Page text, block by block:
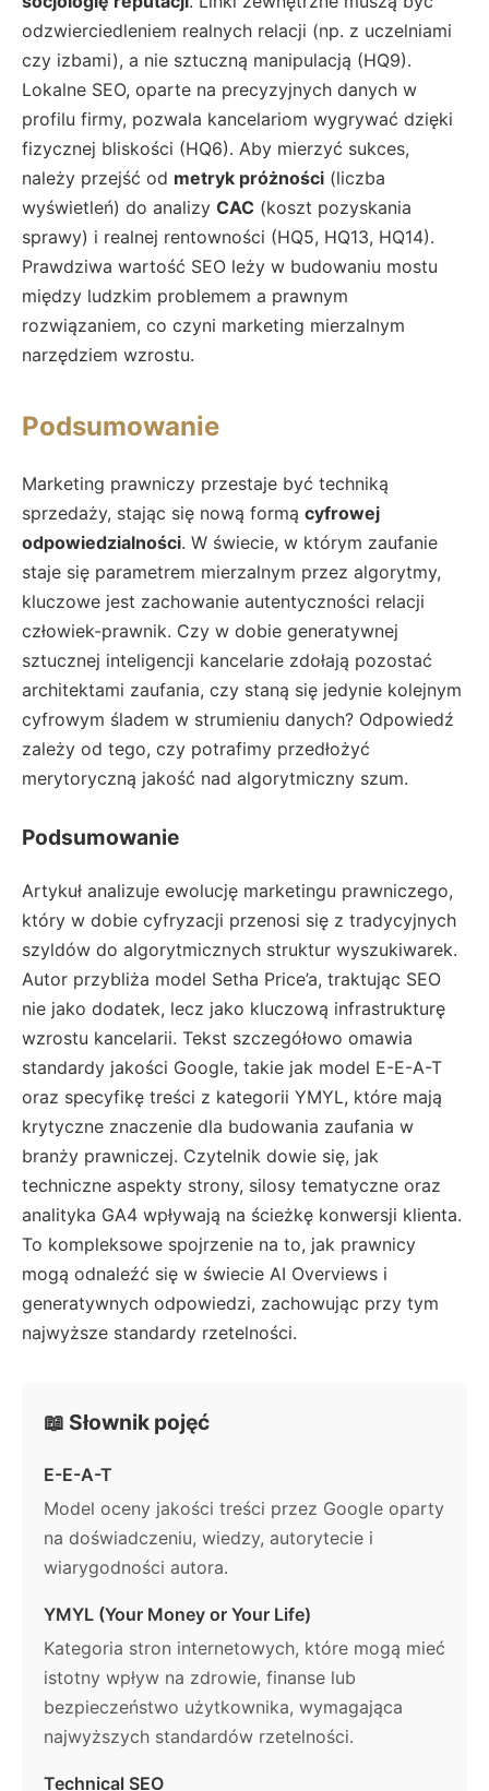
odzwierciedleniem realnych relacji (np. z uczelniami
czy izbami), a nie sztuczną manipulacją (HQ9).
Lokalne SEO, oparte na precyzyjnych danych w
profilu firmy, pozwala kancelariom wygrywać dzięki
fizycznej bliskości (HQ6). Aby mierzyć sukces,
należy przejść od metryk próżności (liczba
wyświetleń) do analizy CAC (koszt pozyskania
sprawy) i realnej rentowności (HQ5, HQ13, HQ14).
Prawdziwa wartość SEO leży w budowaniu mostu
między ludzkim problemem a prawnym
rozwiązaniem, co czyni marketing mierzalnym
narzędziem wzrostu.
Podsumowanie
Marketing prawniczy przestaje być techniką
sprzedaży, stając się nową formą cyfrowej
odpowiedzialności. W świecie, w którym zaufanie
staje się parametrem mierzalnym przez algorytmy,
kluczowe jest zachowanie autentyczności relacji
człowiek-prawnik. Czy w dobie generatywnej
sztucznej inteligencji kancelarie zdołają pozostać
architektami zaufania, czy staną się jedynie kolejnym
cyfrowym śladem w strumieniu danych? Odpowiedź
zależy od tego, czy potrafimy przedłożyć
merytoryczną jakość nad algorytmiczny szum.
Podsumowanie
Artykuł analizuje ewolucję marketingu prawniczego,
który w dobie cyfryzacji przenosi się z tradycyjnych
szyldów do algorytmicznych struktur wyszukiwarek.
Autor przybliża model Setha Price’a, traktując SEO
nie jako dodatek, lecz jako kluczową infrastrukturę
wzrostu kancelarii. Tekst szczegółowo omawia
standardy jakości Google, takie jak model E-E-A-T
oraz specyfikę treści z kategorii YMYL, które mają
krytyczne znaczenie dla budowania zaufania w
branży prawniczej. Czytelnik dowie się, jak
techniczne aspekty strony, silosy tematyczne oraz
analityka GA4 wpływają na ścieżkę konwersji klienta.
To kompleksowe spojrzenie na to, jak prawnicy
mogą odnaleźć się w świecie AI Overviews i
generatywnych odpowiedzi, zachowując przy tym
najwyższe standardy rzetelności.
📖 Słownik pojęć
E-E-A-T
Model oceny jakości treści przez Google oparty
na doświadczeniu, wiedzy, autorytecie i
wiarygodności autora.
YMYL (Your Money or Your Life)
Kategoria stron internetowych, które mogą mieć
istotny wpływ na zdrowie, finanse lub
bezpieczeństwo użytkownika, wymagająca
najwyższych standardów rzetelności.
Technical SEO